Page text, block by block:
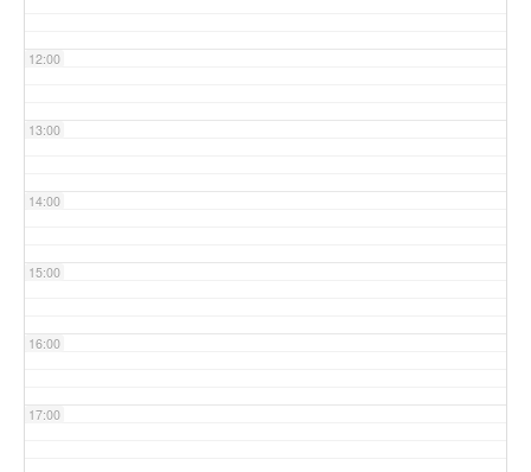
12:00
13:00
14:00
15:00
16:00
17:00